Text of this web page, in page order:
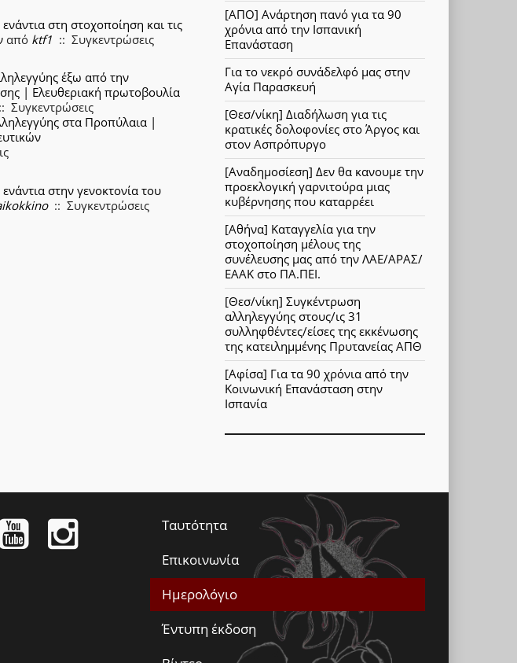
στη στοχοποίηση και τις
από ktf1 :: Συγκεντρώσεις
έξω από την
| Ελευθεριακή πρωτοβουλία
Συγκεντρώσεις
στα Προπύλαια |
στην γενοκτονία του
:: Συγκεντρώσεις
[ΑΠΟ] Ανάρτηση πανό για τα 90
χρόνια από την Ισπανική
Επανάσταση
Για το νεκρό συνάδελφό μας στην
Αγία Παρασκευή
[Θεσ/νίκη] Διαδήλωση για τις
κρατικές δολοφονίες στο Άργος και
στον Ασπρόπυργο
[Αναδημοσίεση] Δεν θα κανουμε την
προεκλογική γαρνιτούρα μιας
κυβέρνησης που καταρρέει
[Αθήνα] Καταγγελία για την
στοχοποίηση μέλους της
συνέλευσης μας από την ΛΑΕ/ΑΡΑΣ/
ΕΑΑΚ στο ΠΑ.ΠΕΙ.
[Θεσ/νίκη] Συγκέντρωση
αλληλεγγύης στους/ις 31
συλληφθέντες/είσες της εκκένωσης
της κατειλημμένης Πρυτανείας ΑΠΘ
[Αφίσα] Για τα 90 χρόνια από την
Κοινωνική Επανάσταση στην
Ισπανία
Ταυτότητα
Επικοινωνία
Ημερολόγιο
Έντυπη έκδοση